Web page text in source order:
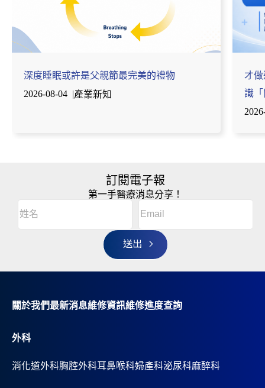
深度睡眠或許是父親節最完美的禮物
2026-08-04 |產業新知
才
識
訂閱電子報
第一手醫療消息分享！
名
r
n
v
e
關於我們最新消息維修資訊維修進度查詢
外科
消化道外科胸腔外科耳鼻喉科婦產科泌尿科麻醉科